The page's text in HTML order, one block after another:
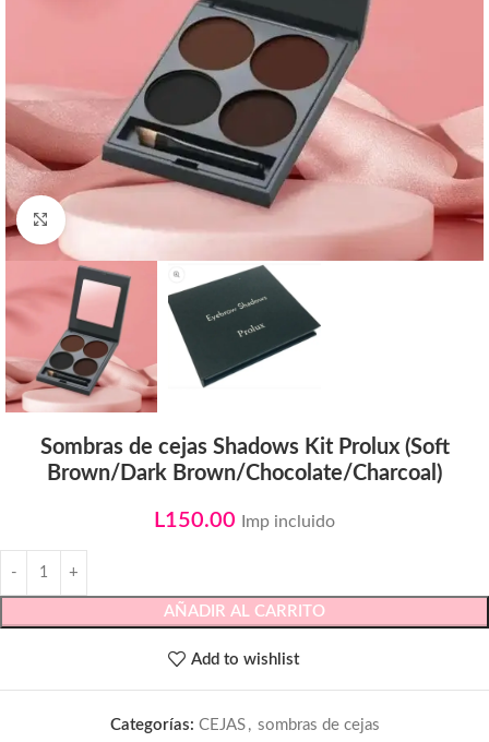
Click to enlarge
Sombras de cejas Shadows Kit Prolux (Soft
Brown/Dark Brown/Chocolate/Charcoal)
L150.00 Imp incluido
AÑADIR AL CARRITO
Add to wishlist
Categorías: CEJAS , sombras de cejas